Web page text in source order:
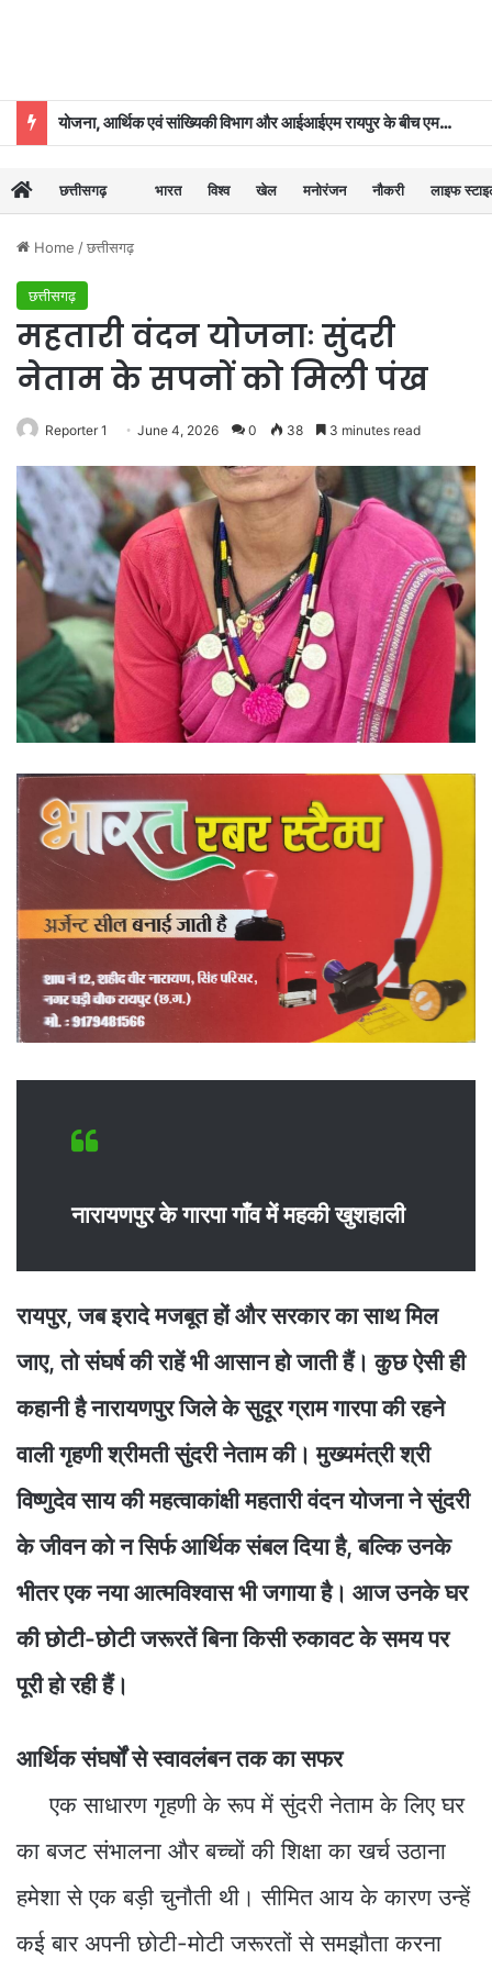
योजना, आर्थिक एवं सांख्यिकी विभाग और आईआईएम रायपुर के बीच एमओयू
छत्तीसगढ़ भारत विश्व खेल मनोरंजन नौकरी लाइफ
Home /छत्तीसगढ़
छत्तीसगढ़
महतारी वंदन योजनाः सुंदरी
नेताम के सपनों को मिली पंख
Reporter 1 June 4, 2026 0 38 3 minutes read
नारायणपुर के गारपा गाँव में महकी खुशहाली
रायपुर, जब इरादे मजबूत हों और सरकार का साथ मिल
जाए, तो संघर्ष की राहें भी आसान हो जाती हैं। कुछ ऐसी ही
कहानी है नारायणपुर जिले के सुदूर ग्राम गारपा की रहने
वाली गृहणी श्रीमती सुंदरी नेताम की। मुख्यमंत्री श्री
विष्णुदेव साय की महत्वाकांक्षी महतारी वंदन योजना ने सुंदरी
के जीवन को न सिर्फ आर्थिक संबल दिया है, बल्कि उनके
भीतर एक नया आत्मविश्वास भी जगाया है। आज उनके घर
की छोटी-छोटी जरूरतें बिना किसी रुकावट के समय पर
पूरी हो रही हैं।
आर्थिक संघर्षों से स्वावलंबन तक का सफर
एक साधारण गृहणी के रूप में सुंदरी नेताम के लिए घर
का बजट संभालना और बच्चों की शिक्षा का खर्च उठाना
हमेशा से एक बड़ी चुनौती थी। सीमित आय के कारण उन्हें
कई बार अपनी छोटी-मोटी जरूरतों से समझौता करना